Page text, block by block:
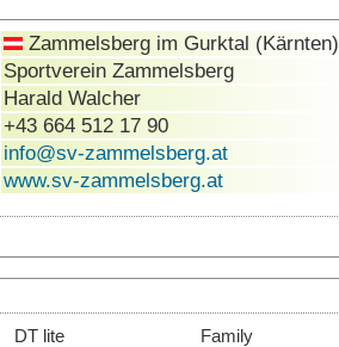
Zammelsberg im Gurktal (Kärnten)
Sportverein Zammelsberg
Harald Walcher
+43 664 512 17 90
info@sv-zammelsberg.at
www.sv-zammelsberg.at
DT lite
Family